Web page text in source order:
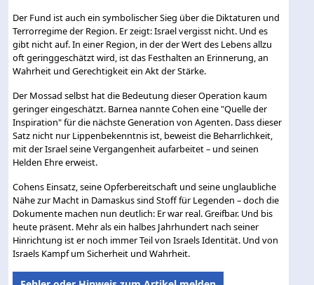
Der Fund ist auch ein symbolischer Sieg über die Diktaturen und
Terrorregime der Region. Er zeigt: Israel vergisst nicht. Und es
gibt nicht auf. In einer Region, in der der Wert des Lebens allzu
oft geringgeschätzt wird, ist das Festhalten an Erinnerung, an
Wahrheit und Gerechtigkeit ein Akt der Stärke.
Der Mossad selbst hat die Bedeutung dieser Operation kaum
geringer eingeschätzt. Barnea nannte Cohen eine "Quelle der
Inspiration" für die nächste Generation von Agenten. Dass dieser
Satz nicht nur Lippenbekenntnis ist, beweist die Beharrlichkeit,
mit der Israel seine Vergangenheit aufarbeitet – und seinen
Helden Ehre erweist.
Cohens Einsatz, seine Opferbereitschaft und seine unglaubliche
Nähe zur Macht in Damaskus sind Stoff für Legenden – doch die
Dokumente machen nun deutlich: Er war real. Greifbar. Und bis
heute präsent. Mehr als ein halbes Jahrhundert nach seiner
Hinrichtung ist er noch immer Teil von Israels Identität. Und von
Israels Kampf um Sicherheit und Wahrheit.